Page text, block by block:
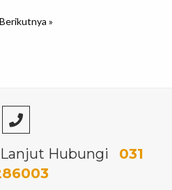
Berikutnya »
Hubungi
031